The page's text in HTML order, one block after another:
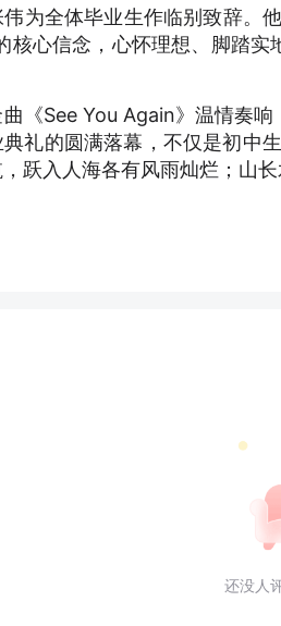
为全体毕业生作临别致辞。
核心信念，心怀理想、脚踏
《See You Again》温情奏
礼的圆满落幕，不仅是初中
跃入人海各有风雨灿烂；山
还没人